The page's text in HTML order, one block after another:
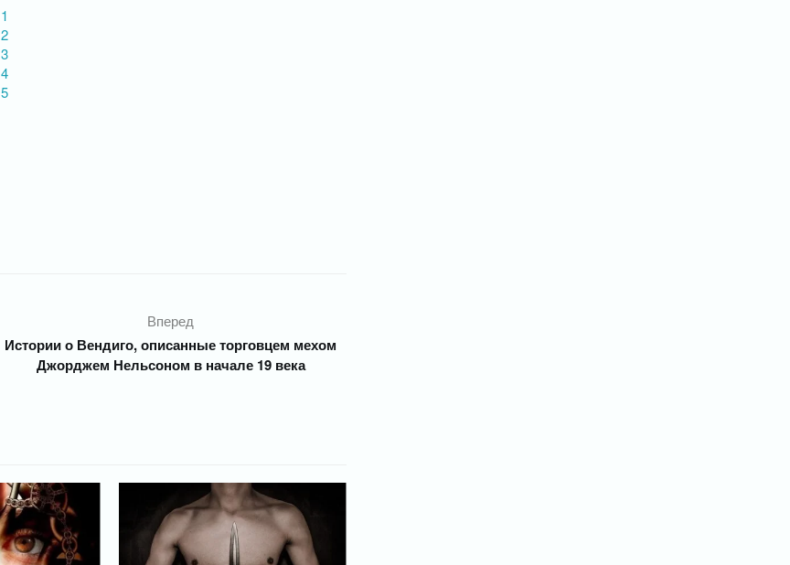
1
2
3
4
5
Вперед
Истории о Вендиго, описанные торговцем мехом
Джорджем Нельсоном в начале 19 века